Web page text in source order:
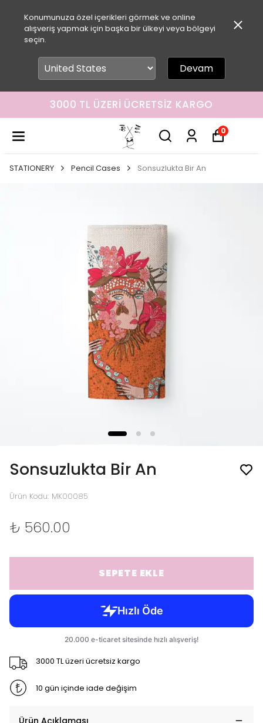
Konumunuza özel içerikleri görmek ve online
alışveriş yapmak için başka bir ülkeyi veya bölgeyi
seçin.
Devam
3000 TL ÜZERI ÜCRETSIZ KARGO
0
STATIONERY Pencil Cases Sonsuzlukta Bir An
Sonsuzlukta Bir An
Ürün Kodu: MK00085
₺ 560.00
SEPETE EKLE
3000 TL üzeri ücretsiz kargo
10 gün içinde iade değişim
Ürün Açıklaması